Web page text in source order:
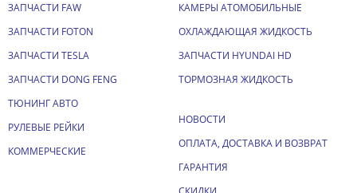
ЗАПЧАСТИ FAW
ЗАПЧАСТИ FOTON
ЗАПЧАСТИ TESLA
ЗАПЧАСТИ DONG FENG
ТЮНИНГ АВТО
РУЛЕВЫЕ РЕЙКИ
КОММЕРЧЕСКИЕ
КАМЕРЫ АТОМОБИЛЬНЫЕ
ОХЛАЖДАЮЩАЯ ЖИДКОСТЬ
ЗАПЧАСТИ HYUNDAI HD
ТОРМОЗНАЯ ЖИДКОСТЬ
НОВОСТИ
ОПЛАТА, ДОСТАВКА И ВОЗВРАТ
ГАРАНТИЯ